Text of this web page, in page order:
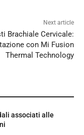
Next article
Brachiale Cervicale:
con Mi Fusion
Thermal Technology
associati alle